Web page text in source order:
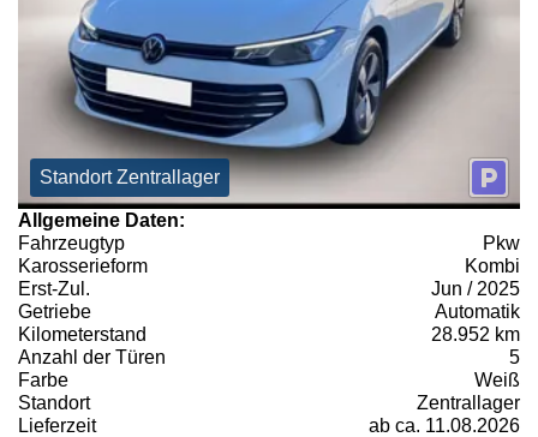
Standort Zentrallager
Allgemeine Daten:
Fahrzeugtyp
Pkw
Karosserieform
Kombi
Erst-Zul.
Jun / 2025
Getriebe
Automatik
Kilometerstand
28.952 km
Anzahl der Türen
5
Farbe
Weiß
Standort
Zentrallager
Lieferzeit
ab ca. 11.08.2026